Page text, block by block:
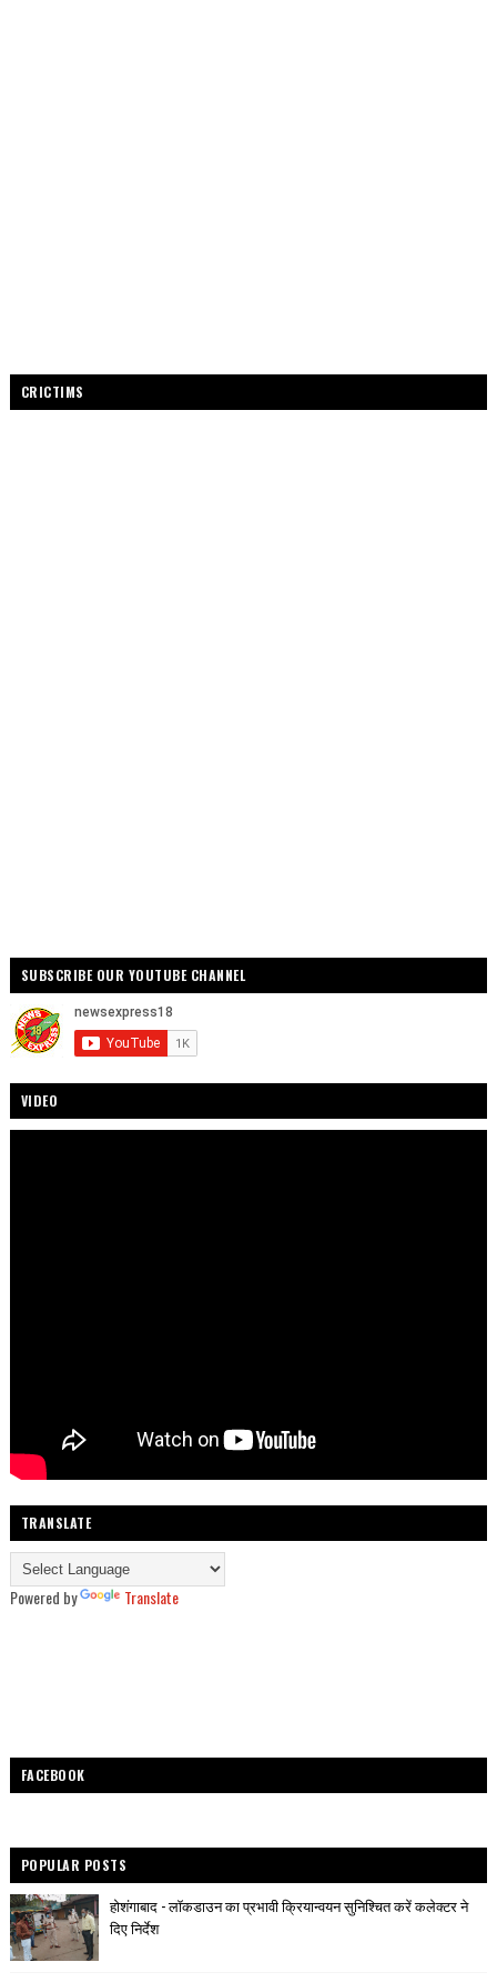
CRICTIMS
SUBSCRIBE OUR YOUTUBE CHANNEL
VIDEO
TRANSLATE
Powered by Translate
FACEBOOK
POPULAR POSTS
होशंगाबाद - लॉकडाउन का प्रभावी क्रियान्वयन सुनिश्चित करें कलेक्टर ने
दिए निर्देश